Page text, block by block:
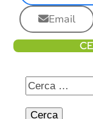
Email